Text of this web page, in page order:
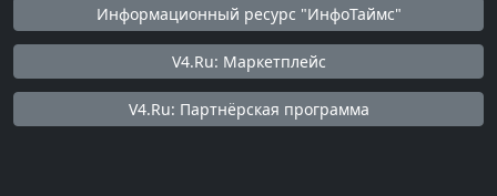
Информационный ресурс "ИнфоТаймс"
V4.Ru: Маркетплейс
V4.Ru: Партнёрская программа